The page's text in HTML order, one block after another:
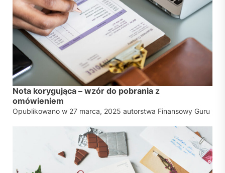
Nota korygująca – wzór do pobrania z
omówieniem
Opublikowano w 27 marca, 2025 autorstwa Finansowy Guru